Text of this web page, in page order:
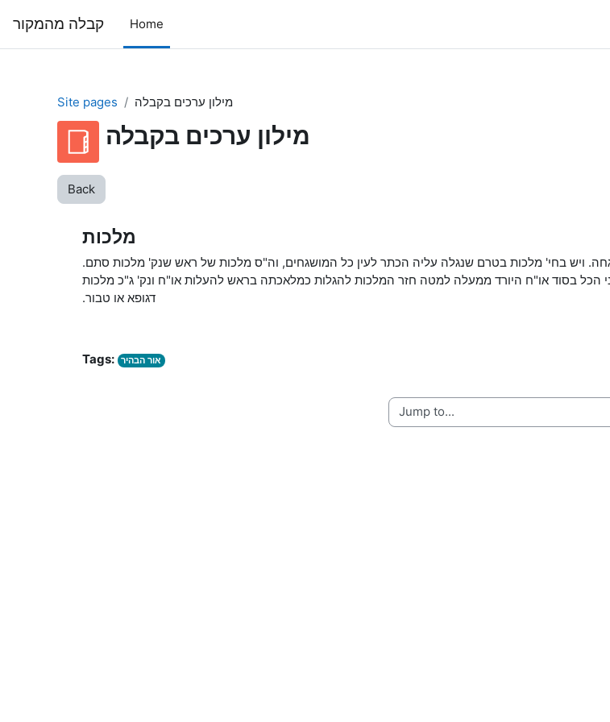
קבלה מהמקור Home
Site pages מילון ערכים בקבלה
מילון ערכים בקבלה
Back
מלכות
ויש בחי' מלכות בטרם שנגלה עליה הכתר לעין כל המושגחים, וה"ס מלכות של ראש שנק' מלכות סתם.
הכל בסוד או"ח היורד ממעלה למטה חזר המלכות להגלות כמלאכתה בראש להעלות או"ח ונק' ג"כ מלכות
דגופא או טבור.
Tags:
אור הבהיר
Jump to...